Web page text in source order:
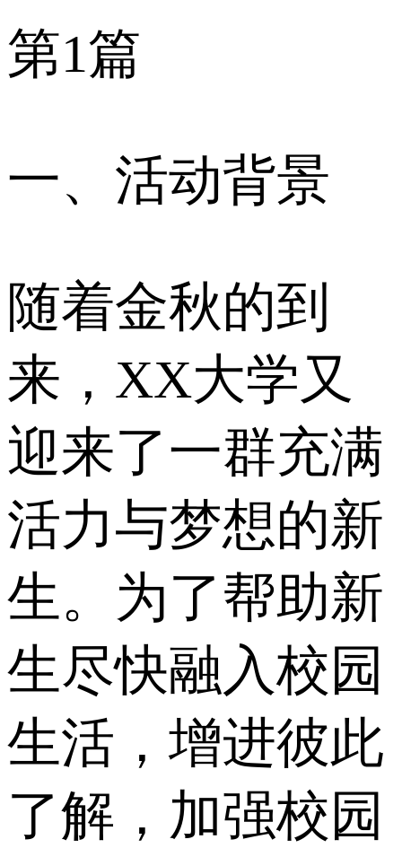
第1篇
一、活动背景
随着金秋的到
来，XX大学又
迎来了一群充满
活力与梦想的新
生。为了帮助新
生尽快融入校园
生活，增进彼此
了解，加强校园